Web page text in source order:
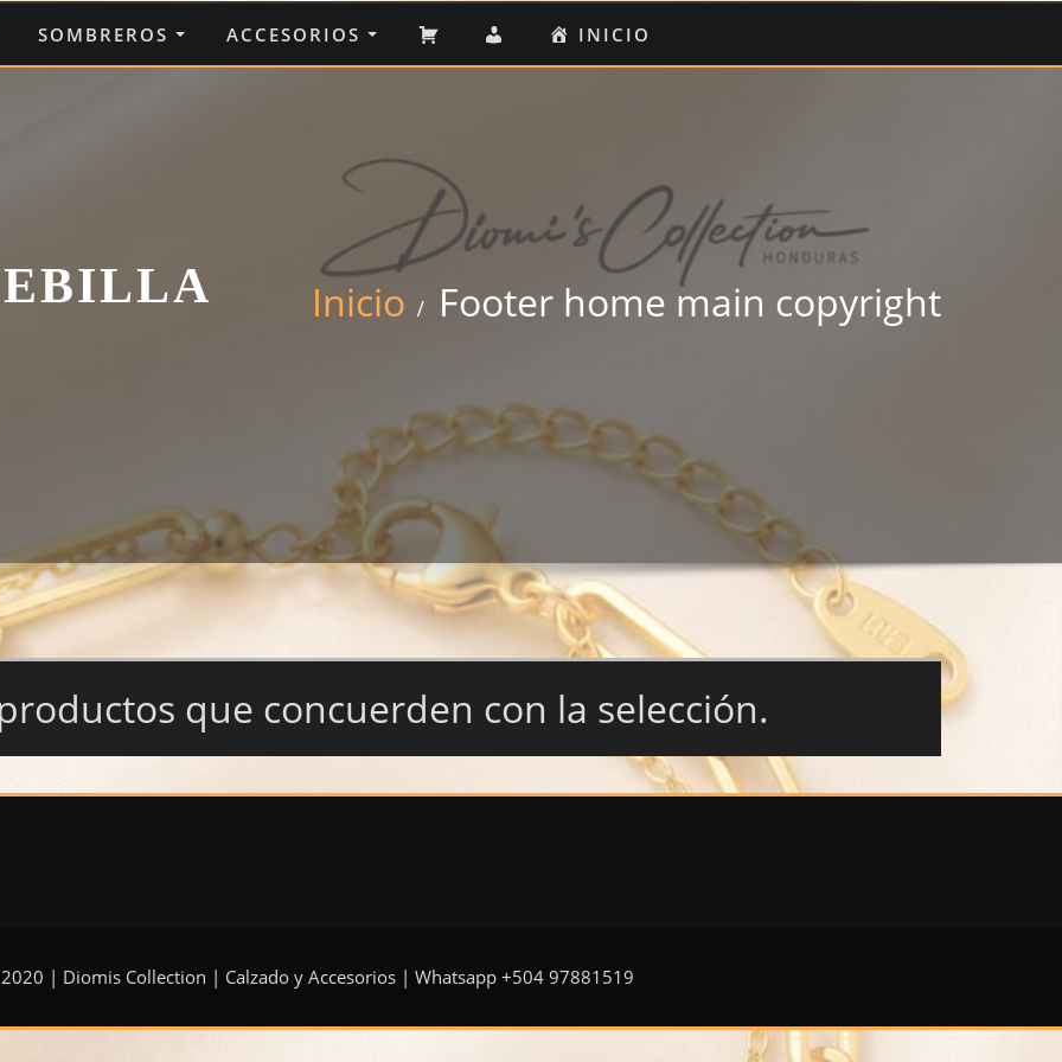
SOMBREROS ACCESORIOS CARRITO
CUENTA
INICIO
Inicio Footer home main copyright
que concuerden con la selección.
| Diomis Collection | Calzado y Accesorios | Whatsapp +504 97881519